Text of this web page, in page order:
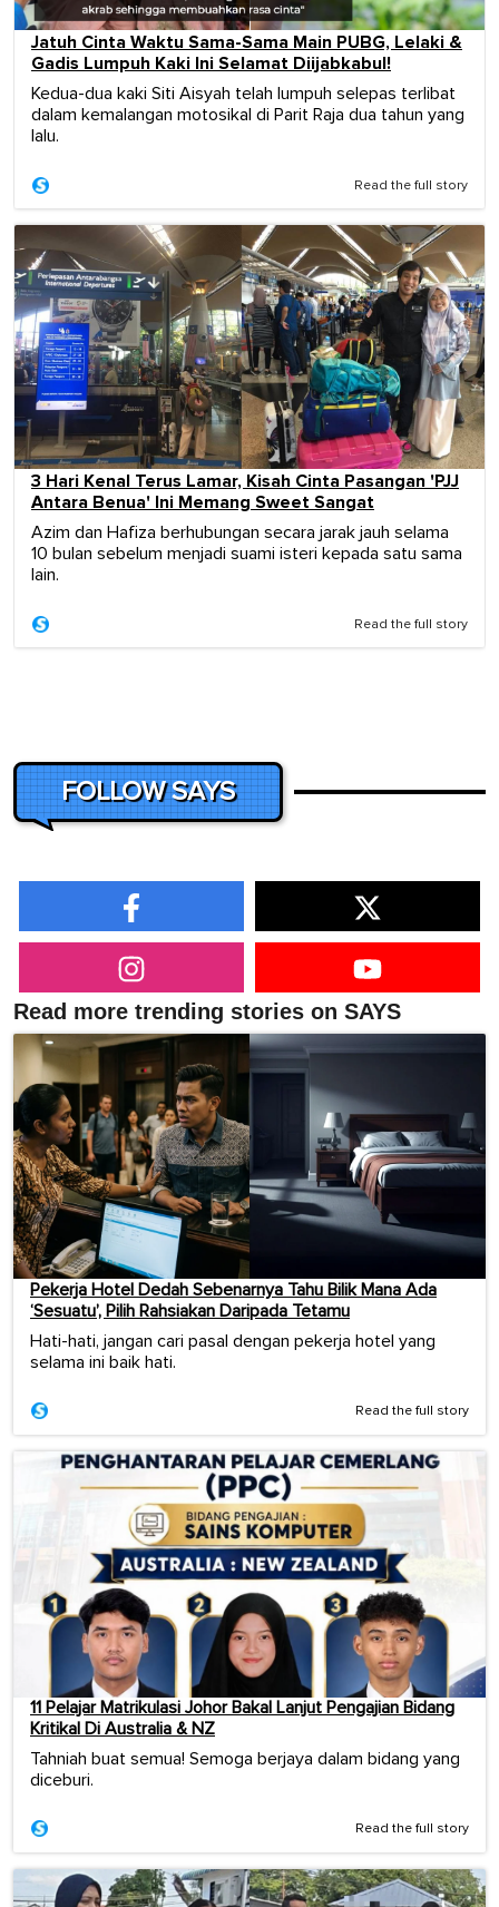
Jatuh Cinta Waktu Sama-Sama Main PUBG, Lelaki &
Gadis Lumpuh Kaki Ini Selamat Diijabkabul!
Kedua-dua kaki Siti Aisyah telah lumpuh selepas terlibat
dalam kemalangan motosikal di Parit Raja dua tahun yang
lalu.
Read the full story
3 Hari Kenal Terus Lamar, Kisah Cinta Pasangan 'PJJ
Antara Benua' Ini Memang Sweet Sangat
Azim dan Hafiza berhubungan secara jarak jauh selama
10 bulan sebelum menjadi suami isteri kepada satu sama
lain.
Read the full story
FOLLOW SAYS
Read more trending stories on SAYS
Pekerja Hotel Dedah Sebenarnya Tahu Bilik Mana Ada
‘Sesuatu’, Pilih Rahsiakan Daripada Tetamu
Hati-hati, jangan cari pasal dengan pekerja hotel yang
selama ini baik hati.
Read the full story
11 Pelajar Matrikulasi Johor Bakal Lanjut Pengajian Bidang
Kritikal Di Australia & NZ
Tahniah buat semua! Semoga berjaya dalam bidang yang
diceburi.
Read the full story